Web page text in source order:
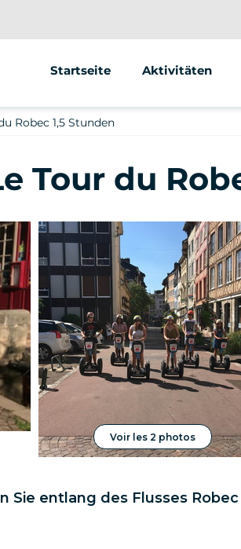
Startseite Aktivitäten
Segway
Robec 1,5 Stunden
Tour du
Voir les 2 photos
Sie entlang des Flusses Robec